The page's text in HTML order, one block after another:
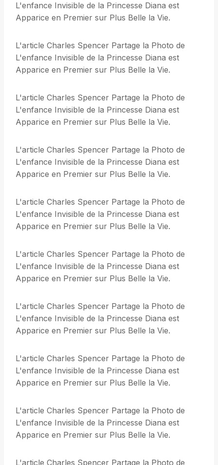
L'enfance Invisible de la Princesse Diana est
Apparice en Premier sur Plus Belle la Vie.
L'article Charles Spencer Partage la Photo de
L'enfance Invisible de la Princesse Diana est
Apparice en Premier sur Plus Belle la Vie.
L'article Charles Spencer Partage la Photo de
L'enfance Invisible de la Princesse Diana est
Apparice en Premier sur Plus Belle la Vie.
L'article Charles Spencer Partage la Photo de
L'enfance Invisible de la Princesse Diana est
Apparice en Premier sur Plus Belle la Vie.
L'article Charles Spencer Partage la Photo de
L'enfance Invisible de la Princesse Diana est
Apparice en Premier sur Plus Belle la Vie.
L'article Charles Spencer Partage la Photo de
L'enfance Invisible de la Princesse Diana est
Apparice en Premier sur Plus Belle la Vie.
L'article Charles Spencer Partage la Photo de
L'enfance Invisible de la Princesse Diana est
Apparice en Premier sur Plus Belle la Vie.
L'article Charles Spencer Partage la Photo de
L'enfance Invisible de la Princesse Diana est
Apparice en Premier sur Plus Belle la Vie.
L'article Charles Spencer Partage la Photo de
L'enfance Invisible de la Princesse Diana est
Apparice en Premier sur Plus Belle la Vie.
L'article Charles Spencer Partage la Photo de